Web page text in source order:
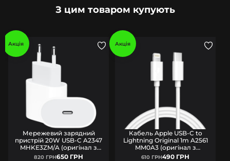
З цим товаром купують
Акція
Мережевий зарядний
пристрій 20W USB-C A2347
MHKE3ZM/A (оригінал з
комплекту)
820 ГРН650 ГРН
Акція
Кабель Apple USB-C to
Lightning Original 1m A2561
MM0A3 (оригінал з
комплекту)
610 ГРН490 ГРН